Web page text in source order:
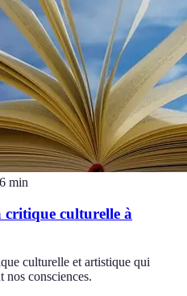
6 min
critique culturelle à
culturelle et artistique qui
nos consciences.